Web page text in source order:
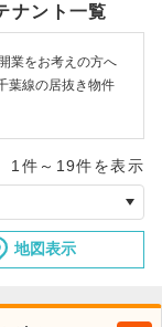
ナント一覧
業をお考えの方へ
葉線の居抜き物件
1件～19件を表示
地図表示